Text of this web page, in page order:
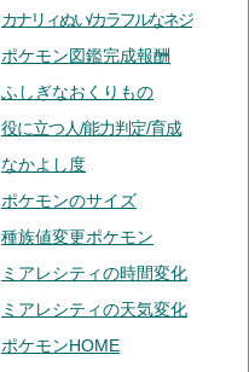
カナリィぬい/カラフルなネジ
ポケモン図鑑完成報酬
ふしぎなおくりもの
役に立つ人/能力判定/育成
なかよし度
ポケモンのサイズ
種族値変更ポケモン
ミアレシティの時間変化
ミアレシティの天気変化
ポケモンHOME